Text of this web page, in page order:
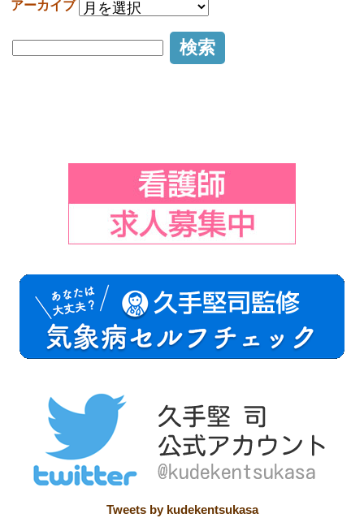
アーカイブ
Tweets by kudekentsukasa